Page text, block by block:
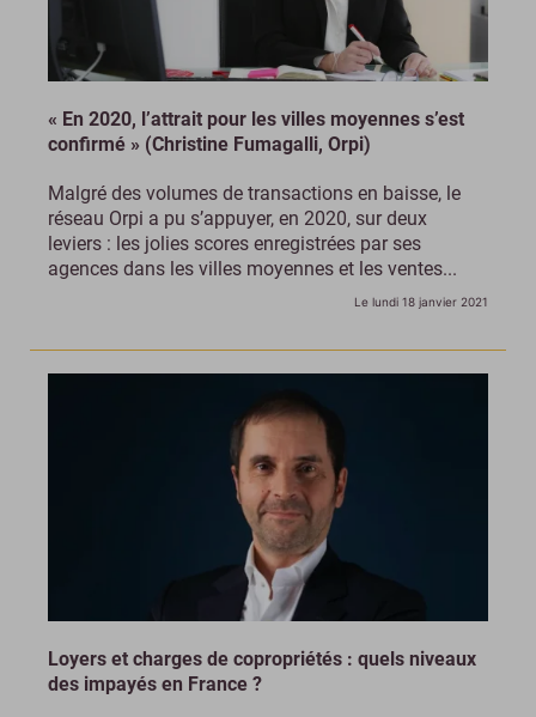
« En 2020, l’attrait pour les villes moyennes s’est
confirmé » (Christine Fumagalli, Orpi)
Malgré des volumes de transactions en baisse, le
réseau Orpi a pu s’appuyer, en 2020, sur deux
leviers : les jolies scores enregistrées par ses
agences dans les villes moyennes et les ventes...
Le lundi 18 janvier 2021
Loyers et charges de copropriétés : quels niveaux
des impayés en France ?